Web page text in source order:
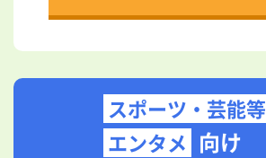
スポーツ・芸能等
エンタメ 向け